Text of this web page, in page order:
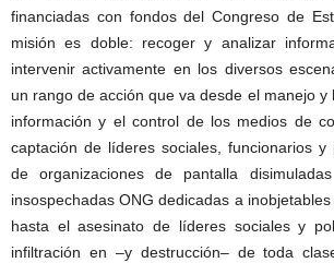
financiadas con fondos del Congreso de
misión es doble: recoger y analizar
intervenir activamente en los diversos
un rango de acción que va desde el manejo y
información y el control de los medios de
captación de líderes sociales, funcionarios y
de organizaciones de pantalla
insospechadas ONG dedicadas a
hasta el asesinato de líderes sociales y
infiltración en –y destrucción– de toda